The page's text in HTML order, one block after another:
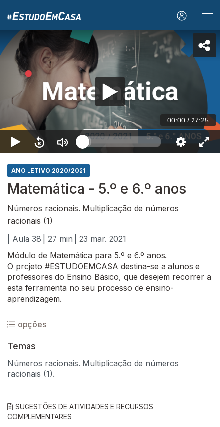
00:00 / 27:25
ANO LETIVO 2020/2021
Matemática - 5.º e 6.º anos
Números racionais. Multiplicação de números
racionais (1)
| Aula 38
| 27 min
| 23 mar. 2021
Módulo de Matemática para 5.º e 6.º anos.
O projeto #ESTUDOEMCASA destina-se a alunos e
professores do Ensino Básico, que desejem recorrer a
esta ferramenta no seu processo de ensino-
aprendizagem.
opções
Temas
Números racionais. Multiplicação de números
racionais (1).
SUGESTÕES DE ATIVIDADES E RECURSOS
COMPLEMENTARES